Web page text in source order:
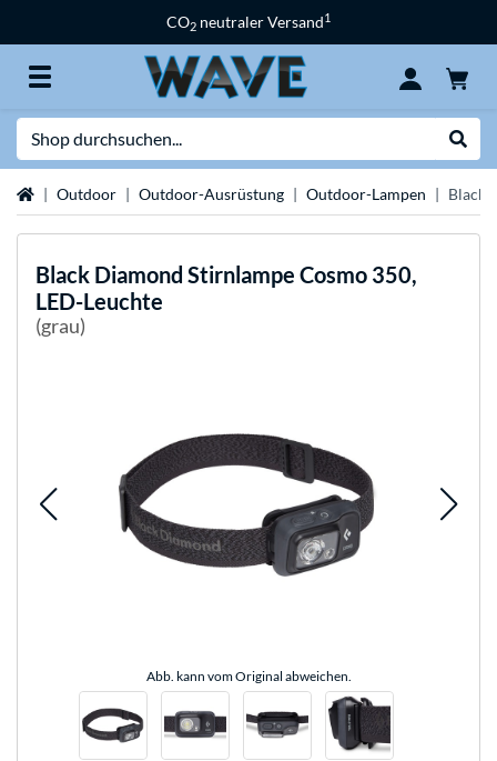
CO2 neutraler Versand1
StartseiteOutdoor Outdoor-Ausrüstung Outdoor-Lampen Black
Black Diamond Stirnlampe Cosmo 350,
LED-Leuchte
(grau)
Abb. kann vom Original abweichen.